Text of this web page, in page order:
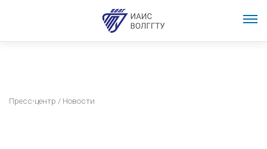
Пресс-центр / Новости